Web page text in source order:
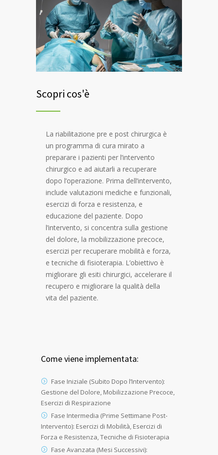
Scopri cos'è
La riabilitazione pre e post chirurgica è
un programma di cura mirato a
preparare i pazienti per l’intervento
chirurgico e ad aiutarli a recuperare
dopo l’operazione. Prima dell’intervento,
include valutazioni mediche e funzionali,
esercizi di forza e resistenza, e
educazione del paziente. Dopo
l’intervento, si concentra sulla gestione
del dolore, la mobilizzazione precoce,
esercizi per recuperare mobilità e forza,
e tecniche di fisioterapia. L’obiettivo è
migliorare gli esiti chirurgici, accelerare il
recupero e migliorare la qualità della
vita del paziente.
Come viene implementata:
Fase Iniziale (Subito Dopo l’Intervento):
Gestione del Dolore, Mobilizzazione Precoce,
Esercizi di Respirazione
Fase Intermedia (Prime Settimane Post-
Intervento): Esercizi di Mobilità, Esercizi di
Forza e Resistenza, Tecniche di Fisioterapia
Fase Avanzata (Mesi Successivi):